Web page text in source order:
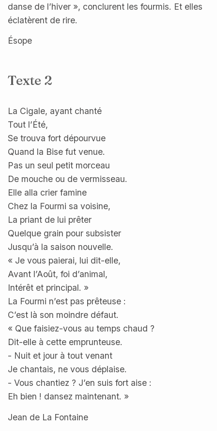
danse de l’hiver », conclurent les fourmis. Et elles
éclatèrent de rire.
Ésope
Texte 2
La Cigale, ayant chanté
Tout l’Été,
Se trouva fort dépourvue
Quand la Bise fut venue.
Pas un seul petit morceau
De mouche ou de vermisseau.
Elle alla crier famine
Chez la Fourmi sa voisine,
La priant de lui prêter
Quelque grain pour subsister
Jusqu’à la saison nouvelle.
« Je vous paierai, lui dit-elle,
Avant l’Août, foi d’animal,
Intérêt et principal. »
La Fourmi n’est pas prêteuse :
C’est là son moindre défaut.
« Que faisiez-vous au temps chaud ?
Dit-elle à cette emprunteuse.
- Nuit et jour à tout venant
Je chantais, ne vous déplaise.
- Vous chantiez ? J’en suis fort aise :
Eh bien ! dansez maintenant. »
Jean de La Fontaine